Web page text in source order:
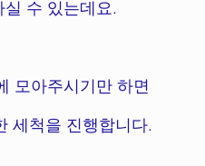
수 있는데요.
모아주시기만 하면
세척을 진행합니다.